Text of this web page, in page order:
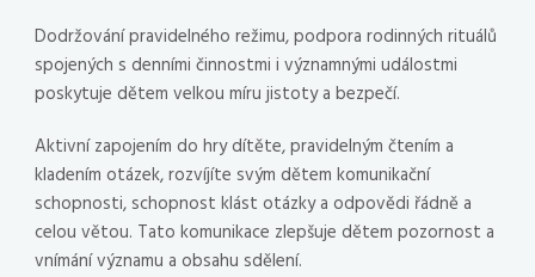
Dodržování pravidelného režimu, podpora rodinných rituálů
spojených s denními činnostmi i významnými událostmi
poskytuje dětem velkou míru jistoty a bezpečí.
Aktivní zapojením do hry dítěte, pravidelným čtením a
kladením otázek, rozvíjíte svým dětem komunikační
schopnosti, schopnost klást otázky a odpovědi řádně a
celou větou. Tato komunikace zlepšuje dětem pozornost a
vnímání významu a obsahu sdělení.